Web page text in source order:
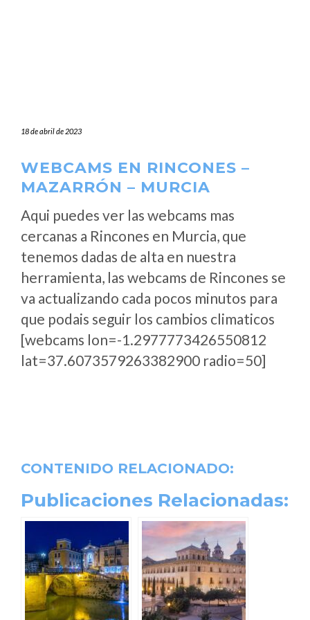
18 de abril de 2023
WEBCAMS EN RINCONES –
MAZARRÓN – MURCIA
Aqui puedes ver las webcams mas
cercanas a Rincones en Murcia, que
tenemos dadas de alta en nuestra
herramienta, las webcams de Rincones se
va actualizando cada pocos minutos para
que podais seguir los cambios climaticos
[webcams lon=-1.2977773426550812
lat=37.6073579263382900 radio=50]
CONTENIDO RELACIONADO:
Publicaciones Relacionadas: